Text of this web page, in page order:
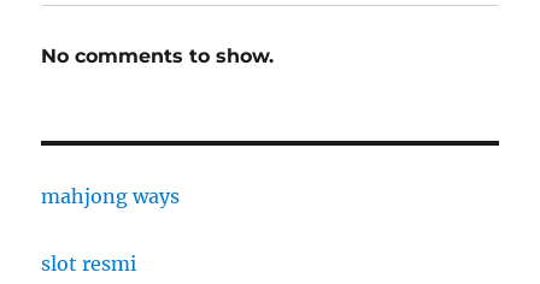
No comments to show.
mahjong ways
slot resmi